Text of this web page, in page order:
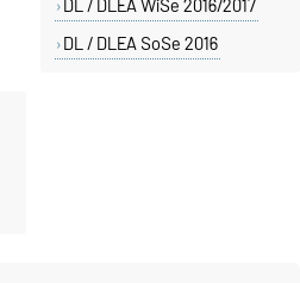
DL / DLEA WiSe 2016/2017
DL / DLEA SoSe 2016